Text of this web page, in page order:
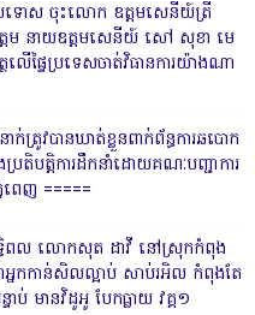
ោលទោស ចុះលោក ឧត្តមសេនីយ៍ត្រី
តម នាយឧត្តមសេនីយ៍ សៅ សុខា មេ
ថលើផ្ទៃប្រទេសចាត់វិធានការយ៉ាងណា
រូវបានឃាត់ខ្លួនពាក់ព័ន្ធការឆបោក
ងប្រតិបត្តិការដឹកនាំដោយគណៈបញ្ជាការ
នំពេញ ‎=====
ទ្ធិពល លោកសុត ដាវី នៅស្រុកកំពុង
អ្នកកាន់សិលល្អាប់ សាប់រអិល កំពុងតែ
ាប់ មានវិដូអូ បែកធ្លាយ វគ្គ១